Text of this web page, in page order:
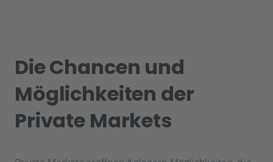
Die Chancen und
Möglichkeiten der
Private Markets